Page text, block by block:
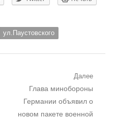
ул.Паустовского
Далее
Следующий
пост:
Глава минобороны
Германии объявил о
новом пакете военной